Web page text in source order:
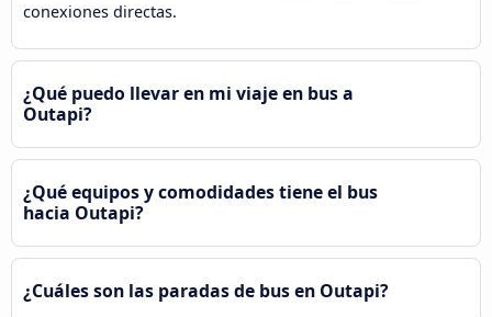
conexiones directas.
¿Qué puedo llevar en mi viaje en bus a
Outapi?
¿Qué equipos y comodidades tiene el bus
hacia Outapi?
¿Cuáles son las paradas de bus en Outapi?